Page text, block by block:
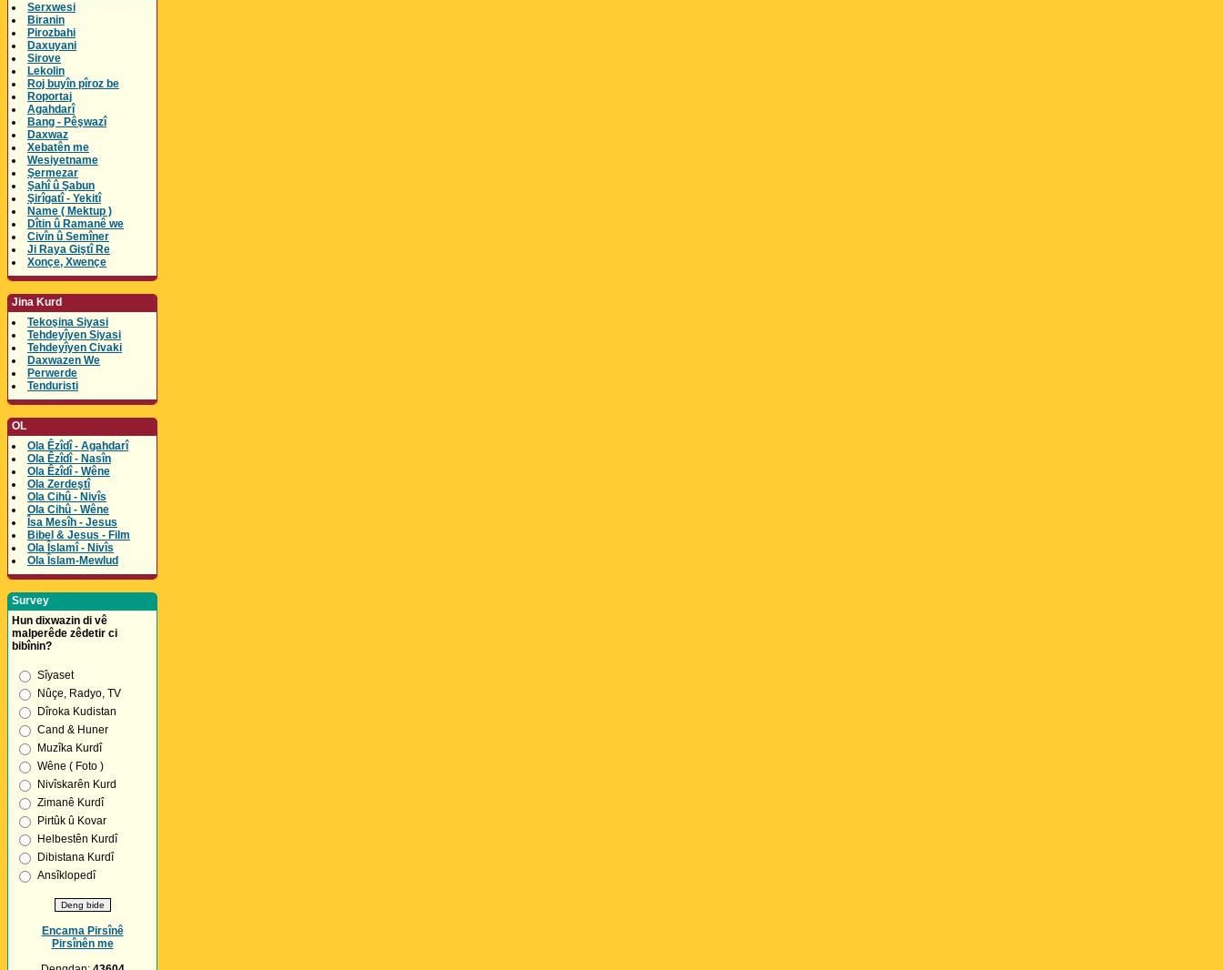
Serxwesi
Biranin
Pirozbahi
Daxuyani
Sirove
Lekolin
Roj buyîn pîroz be
Roportaj
Agahdarî
Bang - Pêşwazî
Daxwaz
Xebatên me
Wesiyetname
Şermezar
Şahî û Şabun
Şirîgatî - Yekitî
Name ( Mektup )
Dîtin û Ramanê we
Civîn û Semîner
Ji Raya Giştî Re
Xonçe, Xwençe
Jina Kurd
Tekoşina Siyasi
Tehdeyîyen Siyasi
Tehdeyîyen Civaki
Daxwazen We
Perwerde
Tenduristi
OL
Ola Êzîdî - Agahdarî
Ola Êzîdî - Nasîn
Ola Êzîdî - Wêne
Ola Zerdeştî
Ola Cihû - Nivîs
Ola Cihû - Wêne
Îsa Mesîh - Jesus
Bibel & Jesus - Film
Ola Îslamî - Nivîs
Ola Îslam-Mewlud
Survey
Hun dixwazin di vê
malperêde zêdetir ci
bibînin?
Sîyaset
Nûçe, Radyo, TV
Dîroka Kudistan
Cand & Huner
Muzîka Kurdî
Wêne ( Foto )
Nivîskarên Kurd
Zimanê Kurdî
Pirtûk û Kovar
Helbestên Kurdî
Dibistana Kurdî
Ansîklopedî
Encama Pirsînê
Pirsînên me